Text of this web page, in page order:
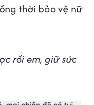
thời bảo vệ nữ
rồi em, giữ sức